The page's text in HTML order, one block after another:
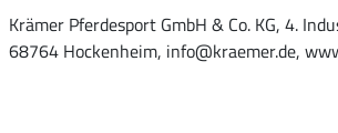
Krämer Pferdesport GmbH & Co. KG, 4.
68764 Hockenheim, info@kraemer.de,